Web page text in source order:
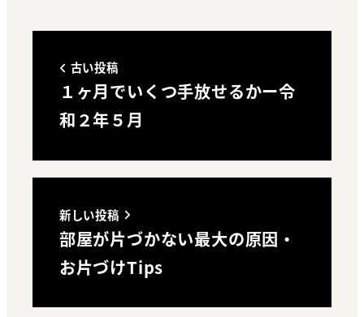
古い投稿
１ヶ月でいくつ手放せるかー令
和２年５月
新しい投稿
部屋が片づかない最大の原因・
お片づけTips